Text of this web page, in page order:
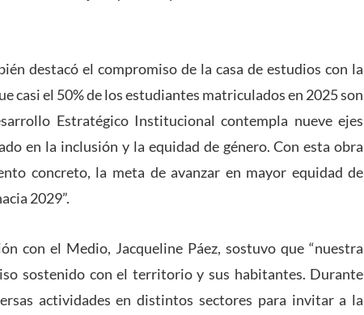
destacó el compromiso de la casa de estudios con la
casi el 50% de los estudiantes matriculados en 2025 son
Estratégico Institucional contempla nueve ejes
en la inclusión y la equidad de género. Con esta obra
concreto, la meta de avanzar en mayor equidad de
2029”.
con el Medio, Jacqueline Páez, sostuvo que “nuestra
sostenido con el territorio y sus habitantes. Durante
actividades en distintos sectores para invitar a la